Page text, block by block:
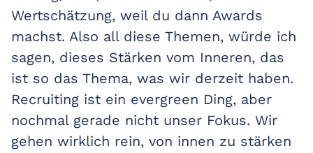
Wertschätzung, weil du dann Awards
machst. Also all diese Themen, würde ich
sagen, dieses Stärken vom Inneren, das
ist so das Thema, was wir derzeit haben.
Recruiting ist ein evergreen Ding, aber
nochmal gerade nicht unser Fokus. Wir
gehen wirklich rein, von innen zu stärken